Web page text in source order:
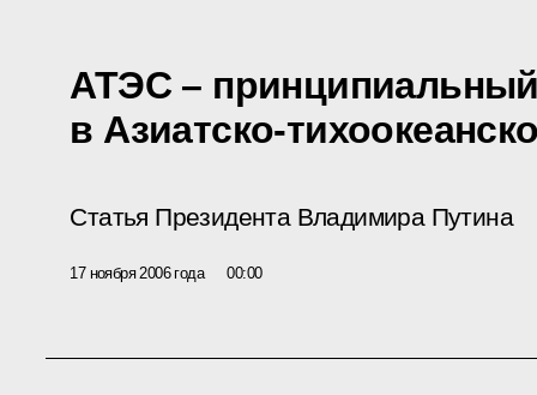
АТЭС –
в Азиатско-
Статья Президента Владимира Путина
17 ноября 2006 года 00:00